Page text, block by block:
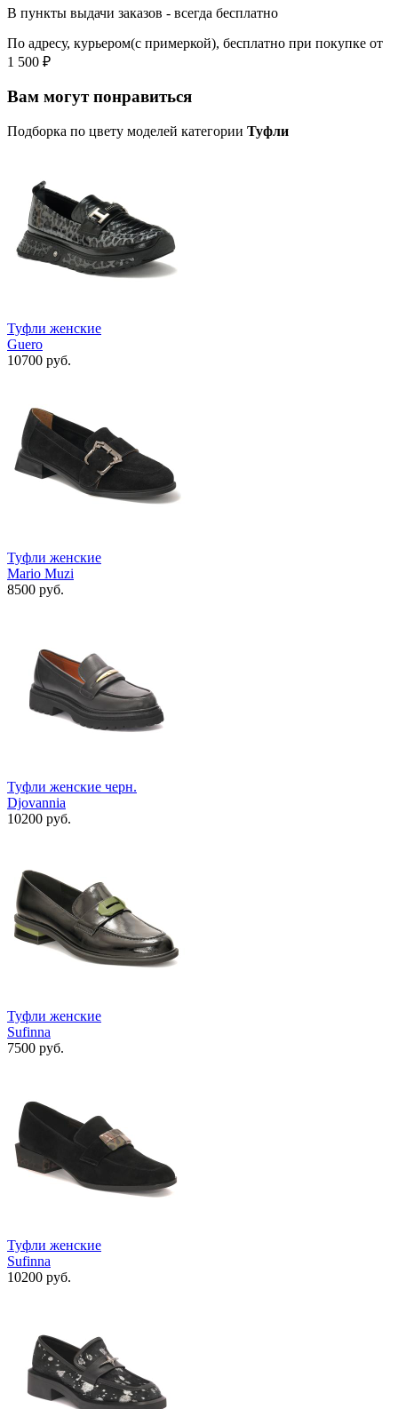
В пункты выдачи заказов - всегда бесплатно
По адресу, курьером(с примеркой), бесплатно при покупке от
1 500 ₽
Вам могут понравиться
Подборка по цвету моделей категории Туфли
Туфли женские
Guero
10700 руб.
Туфли женские
Mario Muzi
8500 руб.
Туфли женские черн.
Djovannia
10200 руб.
Туфли женские
Sufinna
7500 руб.
Туфли женские
Sufinna
10200 руб.